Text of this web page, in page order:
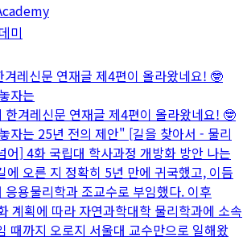
미
레신문 연재글 제4편이 올라왔네요! 🤓
자는